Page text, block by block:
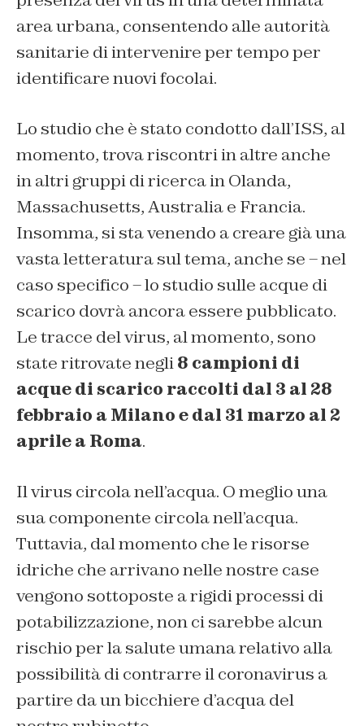
area urbana, consentendo alle autorità
sanitarie di intervenire per tempo per
identificare nuovi focolai.
Lo studio che è stato condotto dall’ISS, al
momento, trova riscontri in altre anche
in altri gruppi di ricerca in Olanda,
Massachusetts, Australia e Francia.
Insomma, si sta venendo a creare già una
vasta letteratura sul tema, anche se – nel
caso specifico – lo studio sulle acque di
scarico dovrà ancora essere pubblicato.
Le tracce del virus, al momento, sono
state ritrovate negli8 campioni di
acque di scarico raccolti dal 3 al 28
febbraio a Milano e dal 31 marzo al 2
aprile a Roma.
Il virus circola nell’acqua. O meglio una
sua componente circola nell’acqua.
Tuttavia, dal momento che le risorse
idriche che arrivano nelle nostre case
vengono sottoposte a rigidi processi di
potabilizzazione, non ci sarebbe alcun
rischio per la salute umana relativo alla
possibilità di contrarre il coronavirus a
partire da un bicchiere d’acqua del